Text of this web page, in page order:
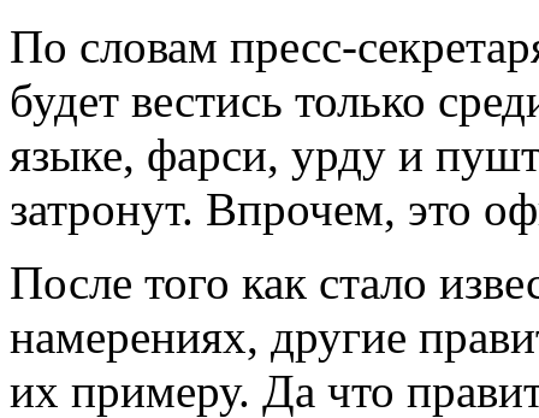
По словам пресс-
будет вестись только
языке, фарси, урду и
затронут. Впрочем, это
После того как стало
намерениях, другие
их примеру. Да что